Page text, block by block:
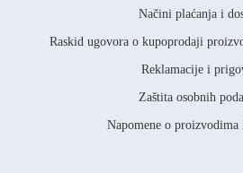
Načini plaćanja i
Raskid ugovora o kupoprodaji
Reklamacije i
Zaštita osobnih
Napomene o proizvodima